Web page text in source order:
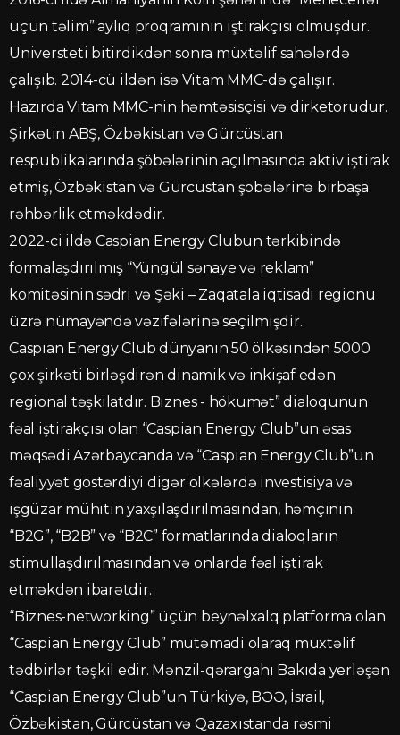
üçün təlim” aylıq proqramının iştirakçısı olmuşdur.
Universteti bitirdikdən sonra müxtəlif sahələrdə
çalışıb. 2014-cü ildən isə Vitam MMC-də çalışır.
Hazırda Vitam MMC-nin həmtəsisçisi və dirketorudur.
Şirkətin ABŞ, Özbəkistan və Gürcüstan
respublikalarında şöbələrinin açılmasında aktiv iştirak
etmiş, Özbəkistan və Gürcüstan şöbələrinə birbaşa
rəhbərlik etməkdədir.
2022-ci ildə Caspian Energy Clubun tərkibində
formalaşdırılmış “Yüngül sənaye və reklam”
komitəsinin sədri və Şəki – Zaqatala iqtisadi regionu
üzrə nümayəndə vəzifələrinə seçilmişdir.
Caspian Energy Club dünyanın 50 ölkəsindən 5000
çox şirkəti birləşdirən dinamik və inkişaf edən
regional təşkilatdır. Biznes - hökumət” dialoqunun
fəal iştirakçısı olan “Caspian Energy Club”un əsas
məqsədi Azərbaycanda və “Caspian Energy Club”un
fəaliyyət göstərdiyi digər ölkələrdə investisiya və
işgüzar mühitin yaxşılaşdırılmasından, həmçinin
“B2G”, “B2B” və “B2C” formatlarında dialoqların
stimullaşdırılmasından və onlarda fəal iştirak
etməkdən ibarətdir.
“Biznes-networking” üçün beynəlxalq platforma olan
“Caspian Energy Club” mütəmadi olaraq müxtəlif
tədbirlər təşkil edir. Mənzil-qərargahı Bakıda yerləşən
“Caspian Energy Club”un Türkiyə, BƏƏ, İsrail,
Özbəkistan, Gürcüstan və Qazaxıstanda rəsmi